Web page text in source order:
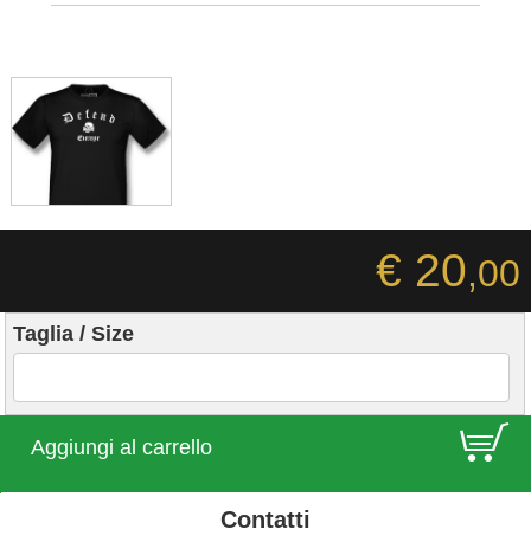
€ 20,00
Taglia / Size
Aggiungi al carrello E
Contatti